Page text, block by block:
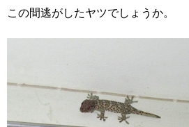
この間逃がしたヤツでしょうか。